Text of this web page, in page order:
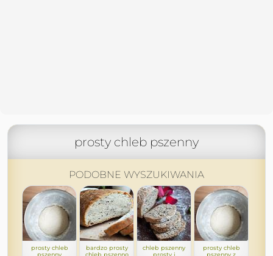
prosty chleb pszenny
PODOBNE WYSZUKIWANIA
prosty chleb
pszenny
bardzo prosty
chleb pszenno
chleb pszenny
prosty i
prosty chleb
pszenny z